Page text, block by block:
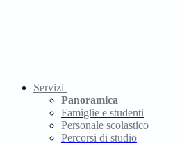
Servizi
Panoramica
Famiglie e studenti
Personale scolastico
Percorsi di studio